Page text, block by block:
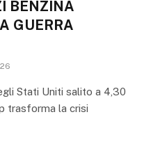
BENZINA
GUERRA
Stati Uniti salito a 4,30
trasforma la crisi